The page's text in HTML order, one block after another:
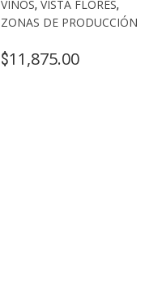
VINOS, VISTA FLORES,
ZONAS DE PRODUCCIÓN
$11,875.00